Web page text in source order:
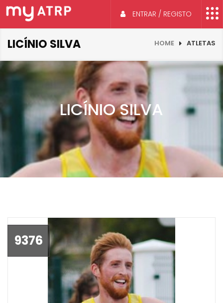
ENTRAR / REGISTO
LICÍNIO SILVA HOME ATLETAS
LICÍNIO SILVA
9376